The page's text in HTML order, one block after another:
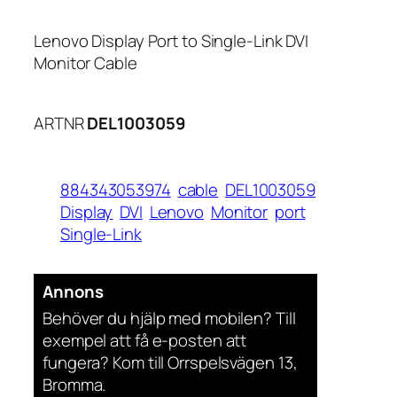
Lenovo Display Port to Single-Link DVI
Monitor Cable
ARTNRDEL1003059
884343053974 cable DEL1003059
Display DVI Lenovo Monitor port
Single-Link
Annons
Behöver du hjälp med mobilen? Till
exempel att få e-posten att
fungera? Kom till Orrspelsvägen 13,
Bromma.